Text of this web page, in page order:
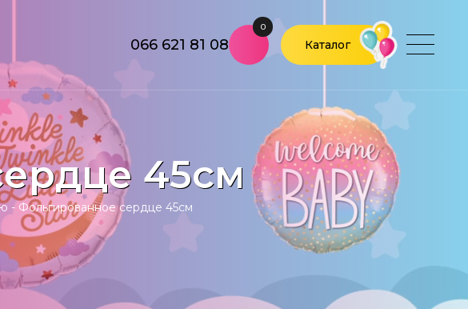
066 621 81 08
0
Каталог
45см
- Фольгированное сердце 45см